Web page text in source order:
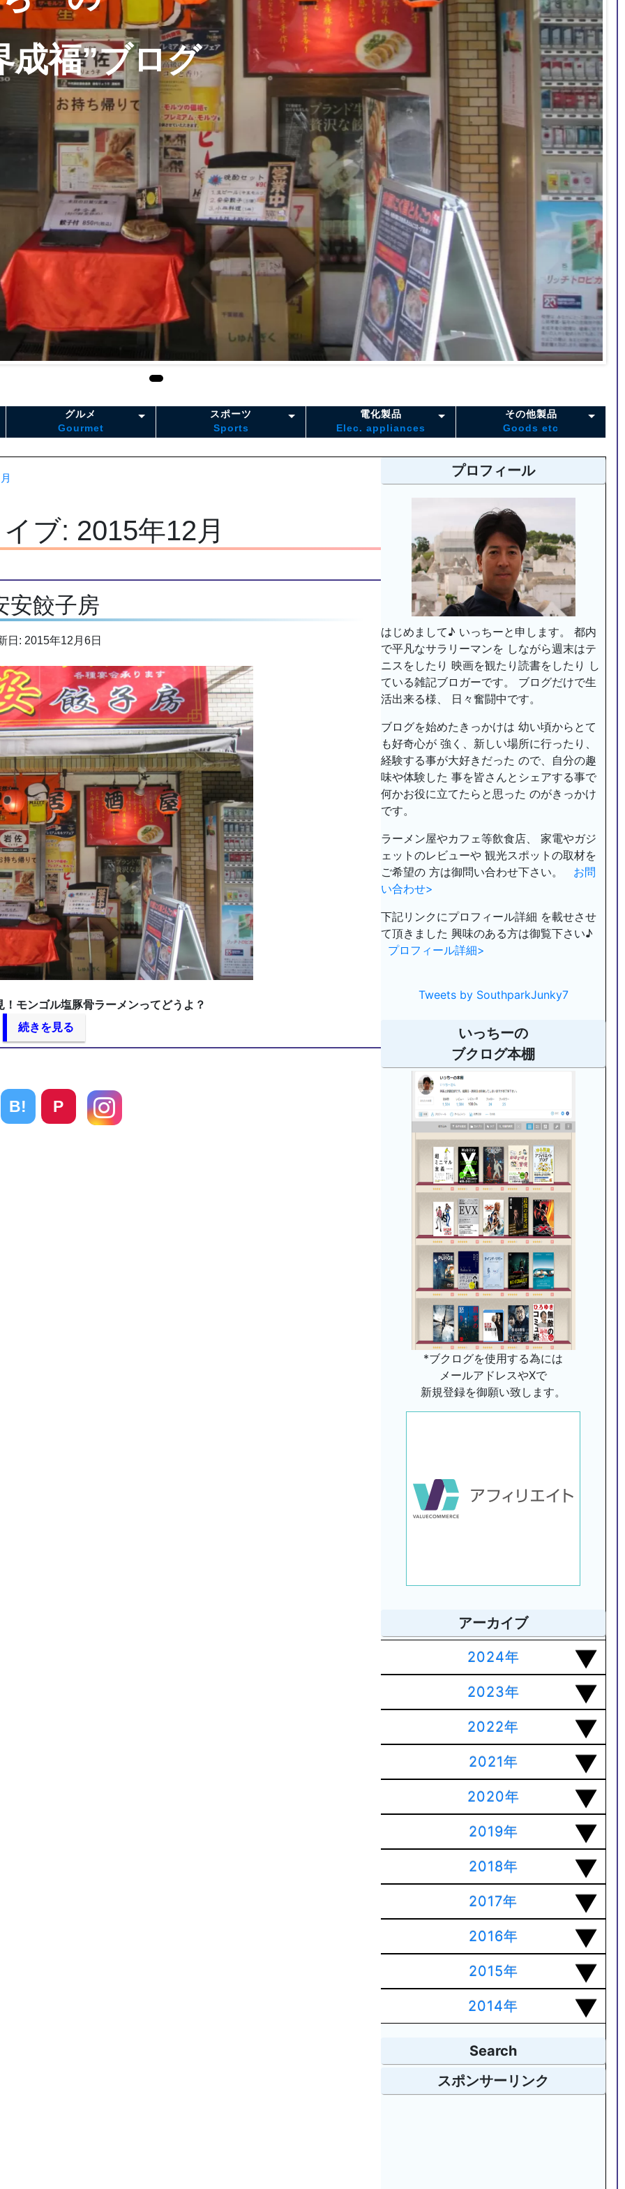
成福”ブログ
グルメ
Gourmet
スポーツ
Sports
電化製品
Elec. appliances
その他製品
Goods etc
ブ: 2015年12月
安餃子房
日: 2015年12月6日
モンゴル塩豚骨ラーメンってどうよ？
続きを見る
B! P
プロフィール
はじめまして♪ いっちーと申します。 都内
で平凡なサラリーマンを しながら週末はテ
ニスをしたり 映画を観たり読書をしたり し
ている雑記ブロガーです。 ブログだけで生
活出来る様、 日々奮闘中です。
ブログを始めたきっかけは 幼い頃からとて
も好奇心が 強く、新しい場所に行ったり、
経験する事が大好きだった ので、自分の趣
味や体験した 事を皆さんとシェアする事で
何かお役に立てたらと思った のがきっかけ
です。
ラーメン屋やカフェ等飲食店、 家電やガジ
ェットのレビューや 観光スポットの取材を
ご希望の 方は御問い合わせ下さい。
お問
い合わせ>
下記リンクにプロフィール詳細 を載せさせ
て頂きました 興味のある方は御覧下さい♪
プロフィール詳細>
Tweets by SouthparkJunky7
いっちーの
ブクログ本棚
*ブクログを使用する為には
メールアドレスやXで
新規登録を御願い致します。
アーカイブ
2024年
2023年
2022年
2021年
2020年
2019年
2018年
2017年
2016年
2015年
2014年
Search
スポンサーリンク